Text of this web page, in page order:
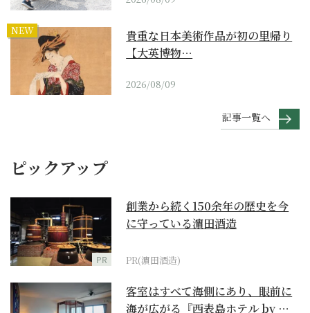
NEW
貴重な日本美術作品が初の里帰り
【大英博物…
2026/08/09
記事一覧へ
ピックアップ
PR
創業から続く150余年の歴史を今
に守っている濵田酒造
PR(濵田酒造)
客室はすべて海側にあり、眼前に
海が広がる『西表島ホテル by 星